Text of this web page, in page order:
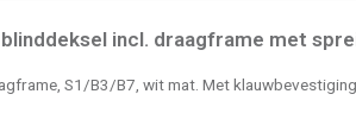
incl. draagframe met
S1/B3/B7, wit mat. Met